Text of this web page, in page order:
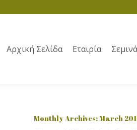
Αρχική Σελίδα Εταιρία
Monthly Archives:March